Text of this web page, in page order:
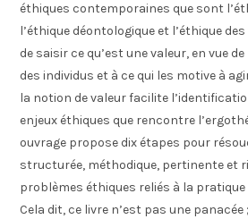
éthiques contemporaines que sont
l’éthique déontologique et l’éthique
de saisir ce qu’est une valeur, en vue
des individus et à ce qui les motive à
la notion de valeur facilite
enjeux éthiques que rencontre
ouvrage propose dix étapes pour
structurée, méthodique, pertinente et
problèmes éthiques reliés à la pratique
Cela dit, ce livre n’est pas une